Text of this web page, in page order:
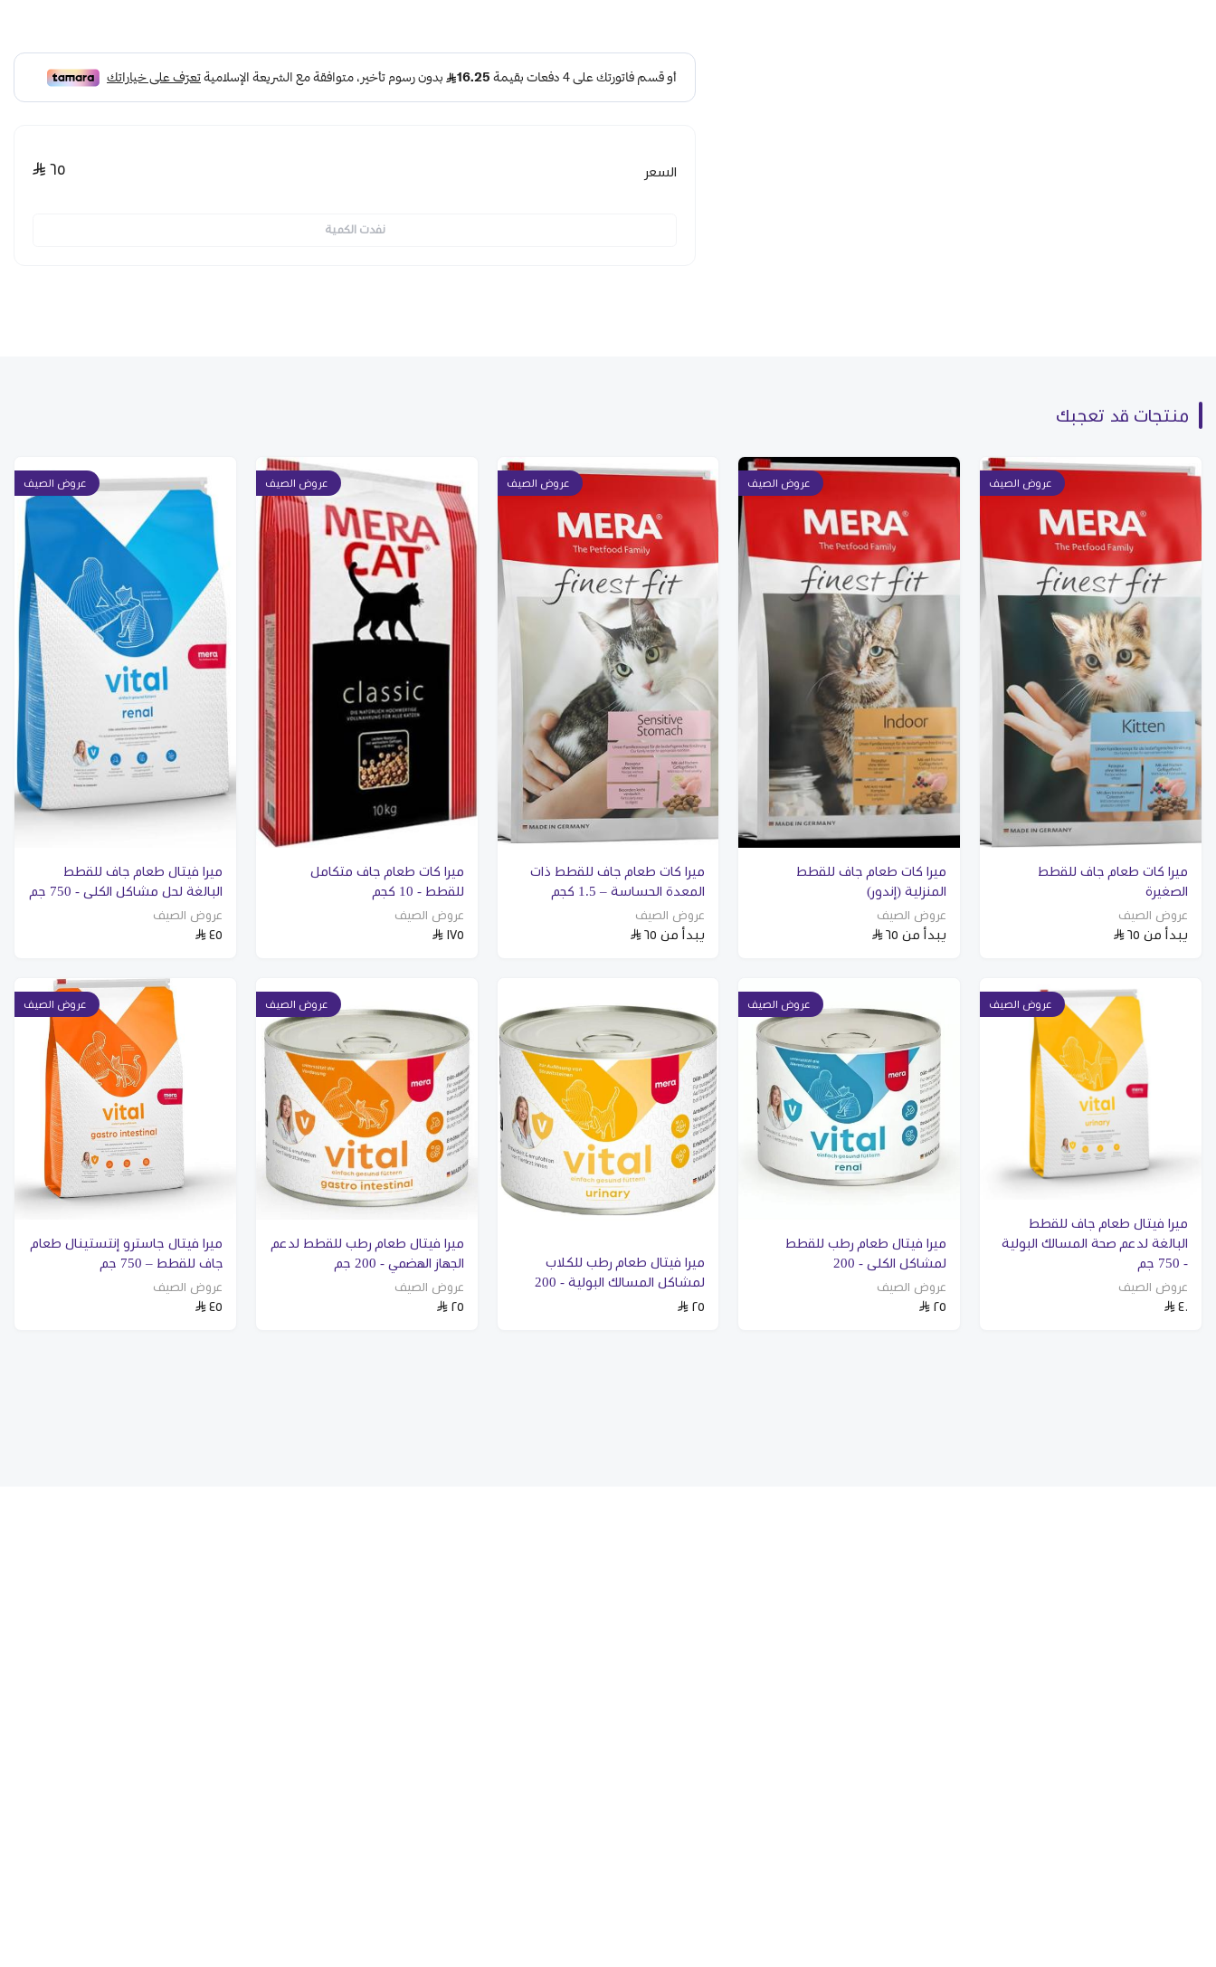
السعر ٦٥
نفدت الكمية
منتجات قد تعجبك
عروض الصيف
ميرا كات طعام جاف للقطط
الصغيرة
عروض الصيف
يبدأ من ٦٥
عروض الصيف
ميرا كات طعام جاف للقطط
المنزلية (إندور)
عروض الصيف
يبدأ من ٦٥
عروض الصيف
ميرا كات طعام جاف للقطط ذات
المعدة الحساسة – 1.5 كجم
عروض الصيف
يبدأ من ٦٥
عروض الصيف
ميرا كات طعام جاف متكامل
للقطط - 10 كجم
عروض الصيف
١٧٥
عروض الصيف
ميرا فيتال طعام جاف للقطط
البالغة لحل مشاكل الكلى - 750 جم
عروض الصيف
٤٥
عروض الصيف
ميرا فيتال طعام جاف للقطط
البالغة لدعم صحة المسالك البولية
- 750 جم
عروض الصيف
٤٠
عروض الصيف
ميرا فيتال طعام رطب للقطط
لمشاكل الكلى - 200
عروض الصيف
٢٥
ميرا فيتال طعام رطب للكلاب
لمشاكل المسالك البولية - 200
٢٥
عروض الصيف
ميرا فيتال طعام رطب للقطط لدعم
الجهاز الهضمي - 200 جم
عروض الصيف
٢٥
عروض الصيف
ميرا فيتال جاسترو إنتستينال طعام
جاف للقطط – 750 جم
عروض الصيف
٤٥